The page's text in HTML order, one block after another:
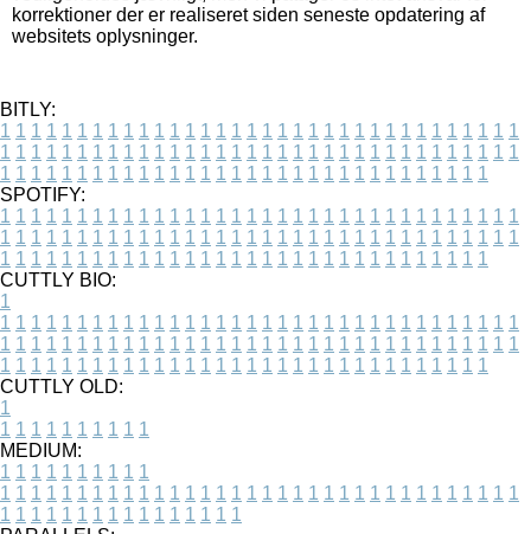
korrektioner der er realiseret siden seneste opdatering af
websitets oplysninger.
BITLY:
1 1 1 1 1 1 1 1 1 1 1 1 1 1 1 1 1 1 1 1 1 1 1 1 1 1 1 1 1 1 1 1 1 1
1 1 1 1 1 1 1 1 1 1 1 1 1 1 1 1 1 1 1 1 1 1 1 1 1 1 1 1 1 1 1 1 1 1
1 1 1 1 1 1 1 1 1 1 1 1 1 1 1 1 1 1 1 1 1 1 1 1 1 1 1 1 1 1 1 1
SPOTIFY:
1 1 1 1 1 1 1 1 1 1 1 1 1 1 1 1 1 1 1 1 1 1 1 1 1 1 1 1 1 1 1 1 1 1
1 1 1 1 1 1 1 1 1 1 1 1 1 1 1 1 1 1 1 1 1 1 1 1 1 1 1 1 1 1 1 1 1 1
1 1 1 1 1 1 1 1 1 1 1 1 1 1 1 1 1 1 1 1 1 1 1 1 1 1 1 1 1 1 1 1
CUTTLY BIO:
1
1 1 1 1 1 1 1 1 1 1 1 1 1 1 1 1 1 1 1 1 1 1 1 1 1 1 1 1 1 1 1 1 1 1
1 1 1 1 1 1 1 1 1 1 1 1 1 1 1 1 1 1 1 1 1 1 1 1 1 1 1 1 1 1 1 1 1 1
1 1 1 1 1 1 1 1 1 1 1 1 1 1 1 1 1 1 1 1 1 1 1 1 1 1 1 1 1 1 1 1
CUTTLY OLD:
1
1 1 1 1 1 1 1 1 1 1
MEDIUM:
1 1 1 1 1 1 1 1 1 1
1 1 1 1 1 1 1 1 1 1 1 1 1 1 1 1 1 1 1 1 1 1 1 1 1 1 1 1 1 1 1 1 1 1
1 1 1 1 1 1 1 1 1 1 1 1 1 1 1 1